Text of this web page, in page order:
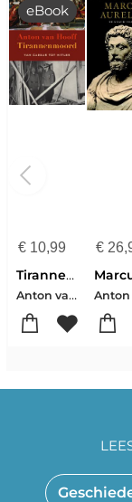
€10,99
eBook
Tirannenmoord
Anton van Hooff
€